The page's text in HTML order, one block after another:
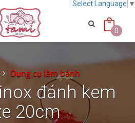
Select Language ▼
0
Dụng cụ làm bánh
đánh kem
20cm